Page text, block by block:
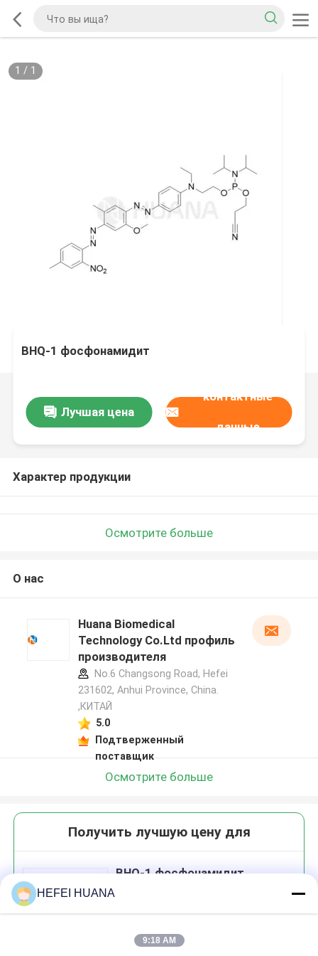
1 / 1
BHQ-1 фосфонамидит
Лучшая цена
контактные
данные
Характер продукции
Осмотрите больше
О нас
Huana Biomedical
Technology Co.Ltd профиль
производителя
No.6 Changsong Road, Hefei
231602, Anhui Province, China.
,КИТАЙ
5.0
Подтверженный
поставщик
Осмотрите больше
Получить лучшую цену для
BHQ-1 фосфонамидит
HEFEI HUANA
9:18 AM